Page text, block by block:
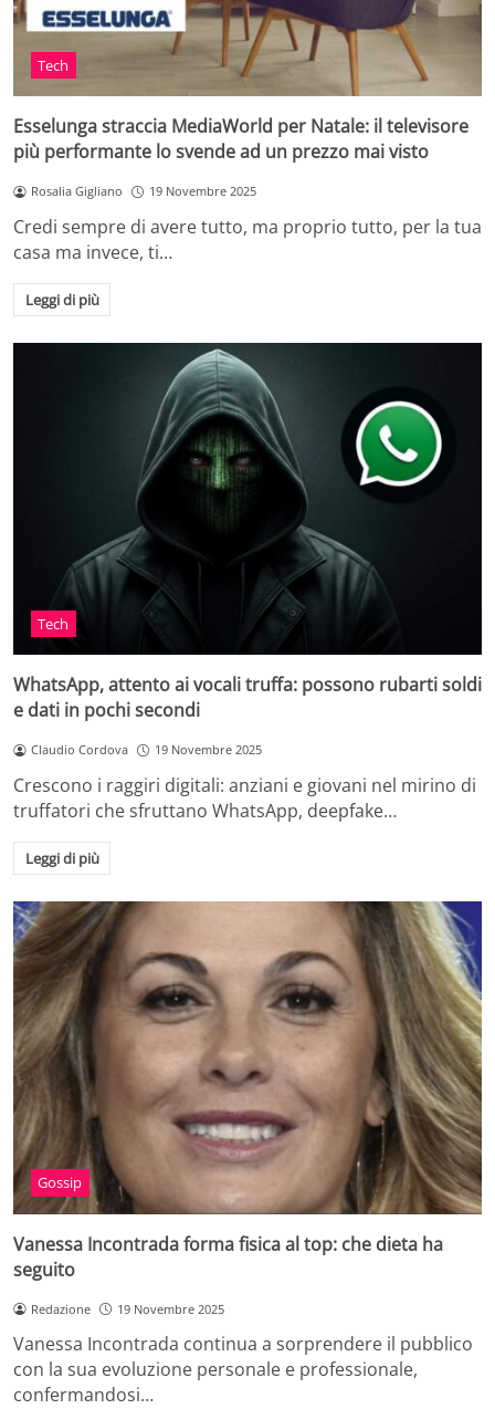
Tech
Esselunga straccia MediaWorld per Natale: il televisore
più performante lo svende ad un prezzo mai visto
Rosalia Gigliano 19 Novembre 2025
Credi sempre di avere tutto, ma proprio tutto, per la tua
casa ma invece, ti…
Leggi di più
Tech
WhatsApp, attento ai vocali truffa: possono rubarti soldi
e dati in pochi secondi
Claudio Cordova 19 Novembre 2025
Crescono i raggiri digitali: anziani e giovani nel mirino di
truffatori che sfruttano WhatsApp, deepfake…
Leggi di più
Gossip
Vanessa Incontrada forma fisica al top: che dieta ha
seguito
Redazione 19 Novembre 2025
Vanessa Incontrada continua a sorprendere il pubblico
con la sua evoluzione personale e professionale,
confermandosi…